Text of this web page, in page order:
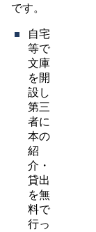
です。
自宅
等で
文庫
を開
設し
第三
者に
本の
紹
介・
貸出
を無
料で
行っ